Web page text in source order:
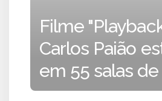
Filme
Carlos Paião
em 55 salas